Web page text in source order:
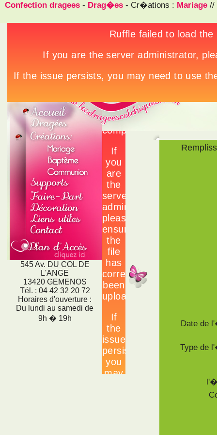
Confection dragees - Drag�es - Cr�ations : Mariage //
545 Av. DU COL DE
L'ANGE
13420 GEMENOS
Tél. : 04 42 32 20 72
Horaires d'ouverture :
Du lundi au samedi de
9h � 19h
Date de
Type de